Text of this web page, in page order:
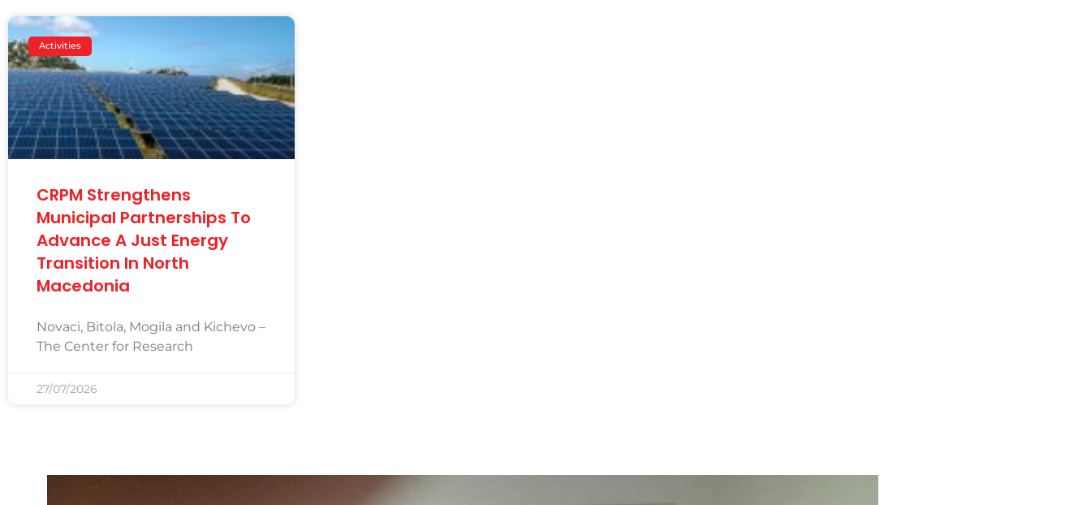
Activities
CRPM Strengthens
Municipal Partnerships To
Advance A Just Energy
Transition In North
Macedonia
Novaci, Bitola, Mogila and Kichevo –
The Center for Research
27/07/2026